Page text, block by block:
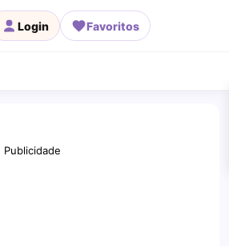
Login Favoritos
Publicidade